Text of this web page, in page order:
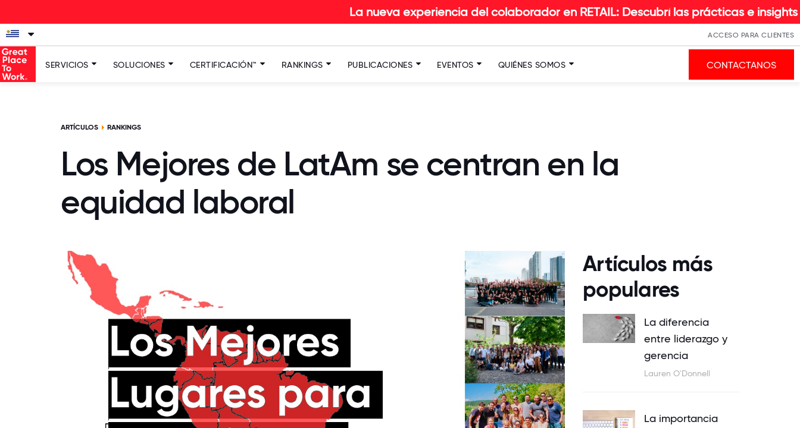
La nueva experiencia del colaborador en RETAIL: Descubrí las prácticas e insights que
ACCESO PARA CLIENTES
SERVICIOS SOLUCIONES CERTIFICACIÓN™ RANKINGS PUBLICACIONES EVENTOS QUIÉNES SOMOS CONTACTANOS
ARTÍCULOS RANKINGS
Los Mejores de LatAm se centran en la
equidad laboral
Artículos más
populares
La diferencia
entre liderazgo y
gerencia
Lauren O'Donnell
La importancia